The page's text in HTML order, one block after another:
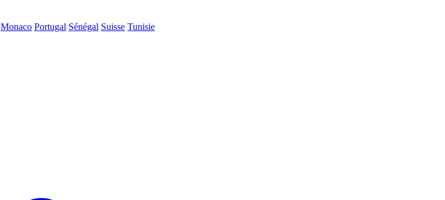
Monaco Portugal Sénégal Suisse Tunisie